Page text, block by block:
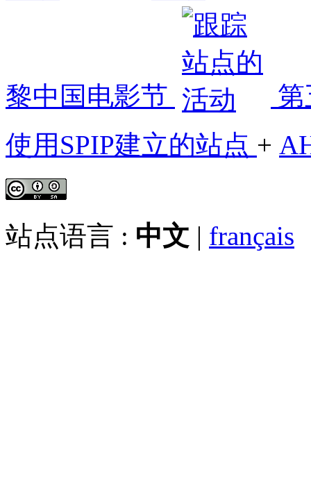
黎中国电影节
使用SPIP建立的站点 +
站点语言 : 中文 | français